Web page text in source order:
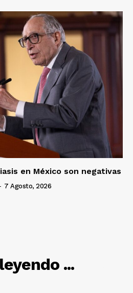
Luces
Siglo
en México son negativas
7 Agosto, 2026
...